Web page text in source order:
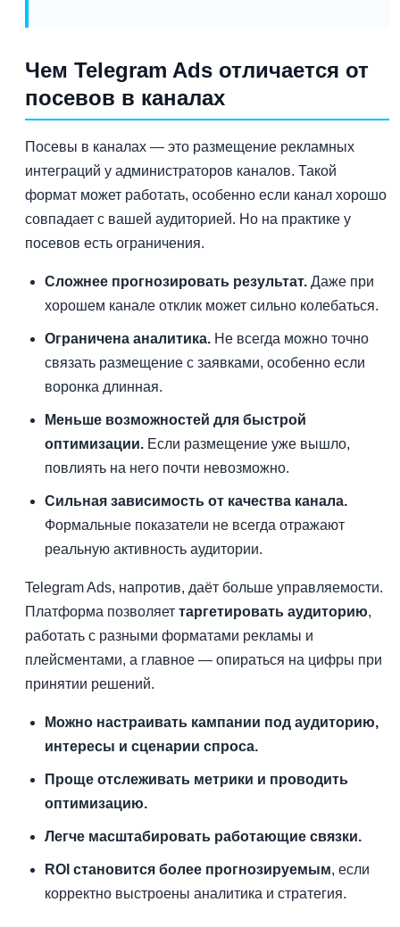
Чем Telegram Ads отличается от
посевов в каналах
Посевы в каналах — это размещение рекламных
интеграций у администраторов каналов. Такой
формат может работать, особенно если канал хорошо
совпадает с вашей аудиторией. Но на практике у
посевов есть ограничения.
Сложнее прогнозировать результат. Даже при
хорошем канале отклик может сильно колебаться.
Ограничена аналитика. Не всегда можно точно
связать размещение с заявками, особенно если
воронка длинная.
Меньше возможностей для быстрой
оптимизации. Если размещение уже вышло,
повлиять на него почти невозможно.
Сильная зависимость от качества канала.
Формальные показатели не всегда отражают
реальную активность аудитории.
Telegram Ads, напротив, даёт больше управляемости.
Платформа позволяет таргетировать аудиторию,
работать с разными форматами рекламы и
плейсментами, а главное — опираться на цифры при
принятии решений.
Можно настраивать кампании под аудиторию,
интересы и сценарии спроса.
Проще отслеживать метрики и проводить
оптимизацию.
Легче масштабировать работающие связки.
ROI становится более прогнозируемым, если
корректно выстроены аналитика и стратегия.